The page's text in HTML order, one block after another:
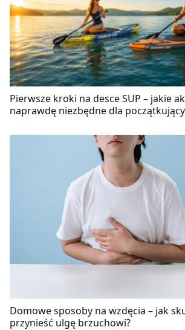
Pierwsze kroki na desce SUP – jakie
naprawdę niezbędne dla
Domowe sposoby na wzdęcia – jak
przynieść ulgę brzuchowi?